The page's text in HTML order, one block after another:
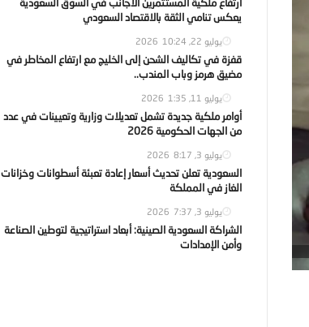
يعكس تنامي الثقة بالاقتصاد السعودي
يوليو 22, 2026 10:24
قفزة في تكاليف الشحن إلى الخليج مع ارتفاع المخاطر في
مضيق هرمز وباب المندب..
يوليو 11, 2026 1:35
أوامر ملكية جديدة تشمل تعديلات وزارية وتعيينات في عدد
من الجهات الحكومية 2026
يوليو 3, 2026 8:17
السعودية تعلن تحديث أسعار إعادة تعبئة أسطوانات وخزانات
الغاز في المملكة
يوليو 3, 2026 7:37
الشراكة السعودية الصينية: أبعاد استراتيجية لتوطين الصناعة
وأمن الإمدادات